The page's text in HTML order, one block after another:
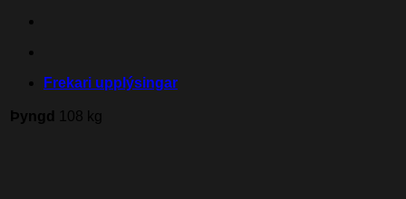
Frekari upplýsingar
Þyngd 108 kg